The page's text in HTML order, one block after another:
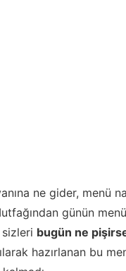
ne gider, menü
günün
bugün ne
hazırlanan bu